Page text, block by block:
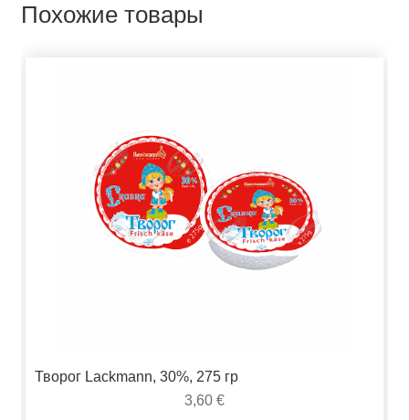
Похожие товары
Творог Lackmann, 30%, 275 гр
3,60 €